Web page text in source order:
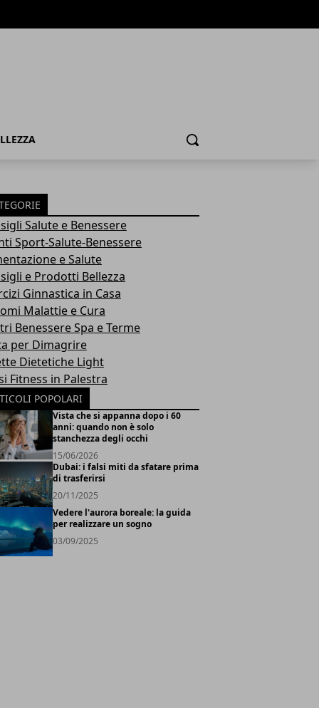
Cerca
Salute e Benessere
Sport-Salute-Benessere
e Salute
e Prodotti Bellezza
Ginnastica in Casa
Malattie e Cura
Benessere Spa e Terme
per Dimagrire
Dietetiche Light
Fitness in Palestra
POPOLARI
Vista che si appanna dopo i 60
anni: quando non è solo
stanchezza degli occhi
15/06/2026
Dubai: i falsi miti da sfatare prima
di trasferirsi
20/11/2025
Vedere l'aurora boreale: la guida
per realizzare un sogno
03/09/2025